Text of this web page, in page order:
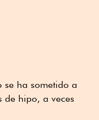
se ha sometido a
de hipo, a veces